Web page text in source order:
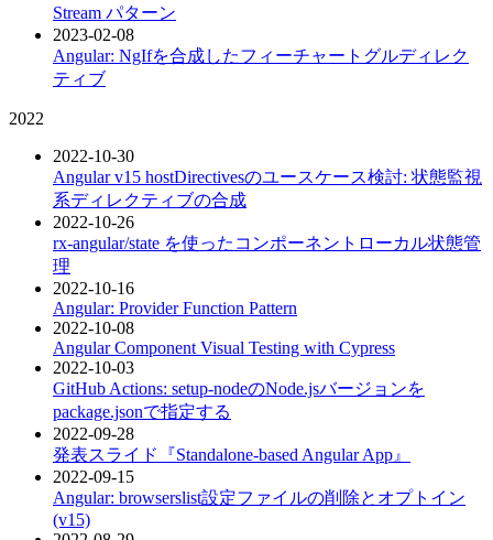
Stream パターン
2023-02-08
Angular: NgIfを合成したフィーチャートグルディレク
ティブ
2022
2022-10-30
Angular v15 hostDirectivesのユースケース検討: 状態監視
系ディレクティブの合成
2022-10-26
rx-angular/state を使ったコンポーネントローカル状態管
理
2022-10-16
Angular: Provider Function Pattern
2022-10-08
Angular Component Visual Testing with Cypress
2022-10-03
GitHub Actions: setup-nodeのNode.jsバージョンを
package.jsonで指定する
2022-09-28
発表スライド『Standalone-based Angular App』
2022-09-15
Angular: browserslist設定ファイルの削除とオプトイン
(v15)